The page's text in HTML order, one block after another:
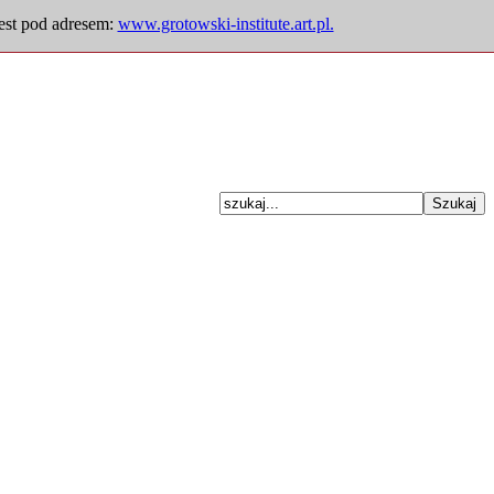
pod adresem: www.grotowski-institute.art.pl.